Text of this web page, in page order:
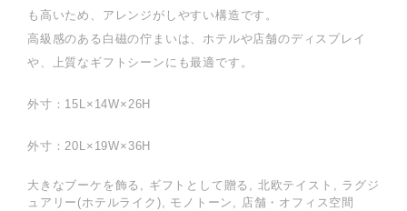
も高いため、アレンジがしやすい構造です。
高級感のある白磁の佇まいは、ホテルや店舗のディスプレイ
や、上質なギフトシーンにも最適です。
外寸：15L×14W×26H
外寸：20L×19W×36H
大きなブーケを飾る, ギフトとして贈る, 北欧テイスト, ラグジ
ュアリー(ホテルライク), モノトーン, 店舗・オフィス空間